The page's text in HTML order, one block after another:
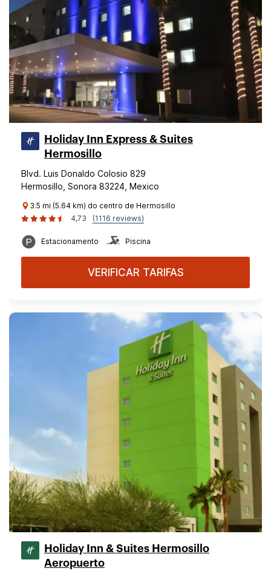
Holiday Inn Express & Suites
Hermosillo
Blvd. Luis Donaldo Colosio 829
Hermosillo, Sonora 83224, Mexico
3.5 mi (5.64 km) do centro de Hermosillo
4,73
(1116 reviews)
Estacionamento Piscina
VERIFICAR TARIFAS
Holiday Inn & Suites Hermosillo
Aeropuerto